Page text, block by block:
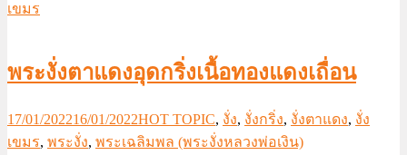
เขมร
พระงั่งตาแดงอุดกริ่งเนื้อทองแดงเถื่อน
17/01/202216/01/2022HOT TOPIC, งั่ง, งั่งกริ่ง, งั่งตาแดง, งั่ง
เขมร, พระงั่ง, พระเฉลิมพล (พระงั่งหลวงพ่อเงิน)